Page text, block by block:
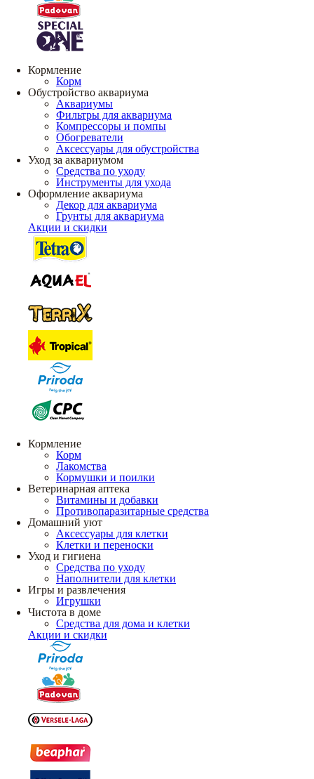
Кормление
Корм
Обустройство аквариума
Аквариумы
Фильтры для аквариума
Компрессоры и помпы
Обогреватели
Аксессуары для обустройства
Уход за аквариумом
Средства по уходу
Инструменты для ухода
Оформление аквариума
Декор для аквариума
Грунты для аквариума
Акции и скидки
Кормление
Корм
Лакомства
Кормушки и поилки
Ветеринарная аптека
Витамины и добавки
Противопаразитарные средства
Домашний уют
Аксессуары для клетки
Клетки и переноски
Уход и гигиена
Средства по уходу
Наполнители для клетки
Игры и развлечения
Игрушки
Чистота в доме
Средства для дома и клетки
Акции и скидки